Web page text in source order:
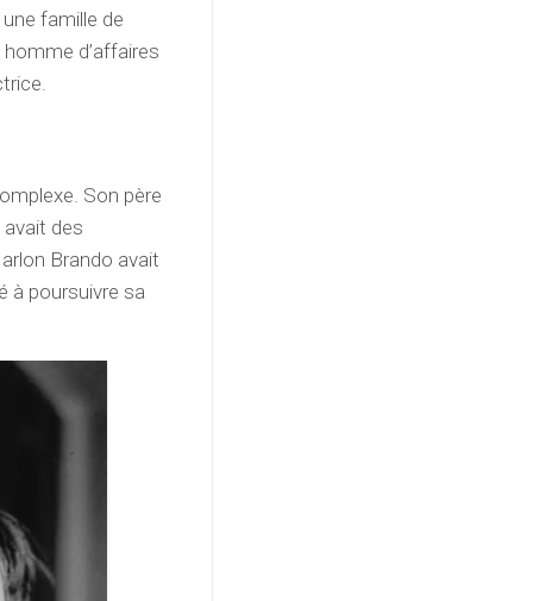
famille de
d’affaires
Son père
des
Brando avait
à poursuivre sa